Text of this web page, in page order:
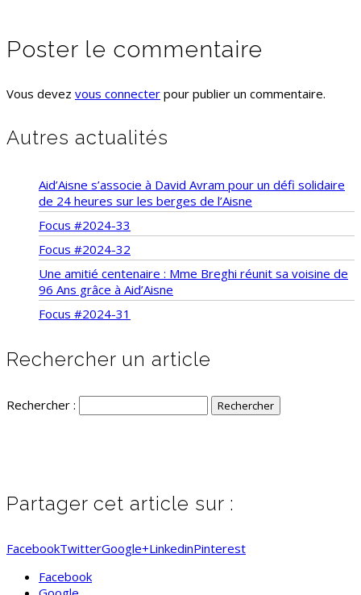
Poster le commentaire
Vous devez vous connecter pour publier un commentaire.
Autres actualités
Aid’Aisne s’associe à David Avram pour un défi solidaire
de 24 heures sur les berges de l’Aisne
Focus #2024-33
Focus #2024-32
Une amitié centenaire : Mme Breghi réunit sa voisine de
96 Ans grâce à Aid’Aisne
Focus #2024-31
Rechercher un article
Rechercher :
Partager cet article sur :
FacebookTwitterGoogle+LinkedinPinterest
Facebook